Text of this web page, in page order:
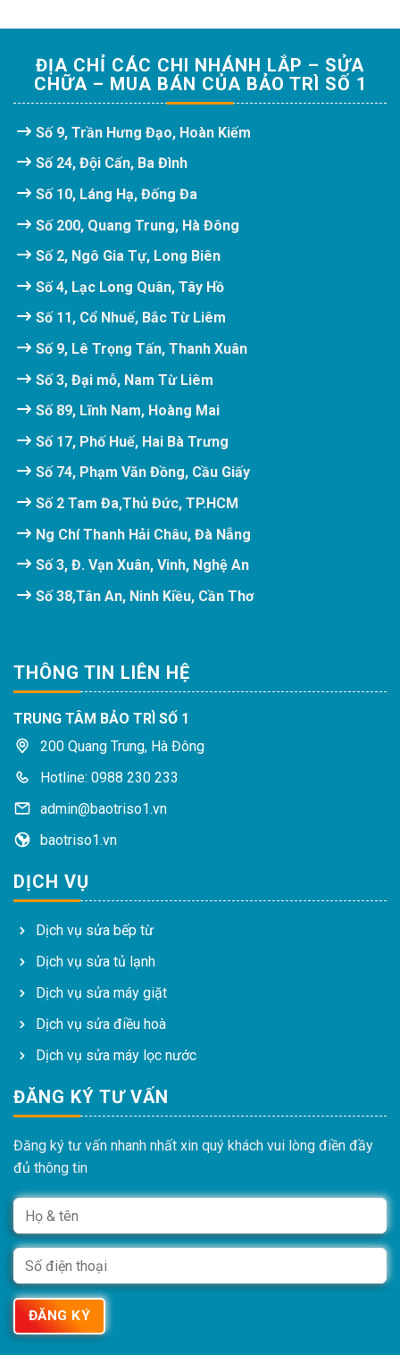
ĐỊA CHỈ CÁC CHI NHÁNH LẮP – SỬA
CHỮA – MUA BÁN CỦA BẢO TRÌ SỐ 1
Số 9, Trần Hưng Đạo, Hoàn Kiếm
Số 24, Đội Cấn, Ba Đình
Số 10, Láng Hạ, Đống Đa
Số 200, Quang Trung, Hà Đông
Số 2, Ngô Gia Tự, Long Biên
Số 4, Lạc Long Quân, Tây Hồ
Số 11, Cổ Nhuế, Bắc Từ Liêm
Số 9, Lê Trọng Tấn, Thanh Xuân
Số 3, Đại mỗ, Nam Từ Liêm
Số 89, Lĩnh Nam, Hoàng Mai
Số 17, Phố Huế, Hai Bà Trưng
Số 74, Phạm Văn Đồng, Cầu Giấy
Số 2 Tam Đa,Thủ Đức, TP.HCM
Ng Chí Thanh Hải Châu, Đà Nẵng
Số 3, Đ. Vạn Xuân, Vinh, Nghệ An
Số 38,Tân An, Ninh Kiều, Cần Thơ
THÔNG TIN LIÊN HỆ
TRUNG TÂM BẢO TRÌ SỐ 1
200 Quang Trung, Hà Đông
Hotline: 0988 230 233
admin@baotriso1.vn
baotriso1.vn
DỊCH VỤ
Dịch vụ sửa bếp từ
Dịch vụ sửa tủ lạnh
Dịch vụ sửa máy giặt
Dịch vụ sửa điều hoà
Dịch vụ sửa máy lọc nước
ĐĂNG KÝ TƯ VẤN
Đăng ký tư vấn nhanh nhất xin quý khách vui lòng điền đầy
đủ thông tin